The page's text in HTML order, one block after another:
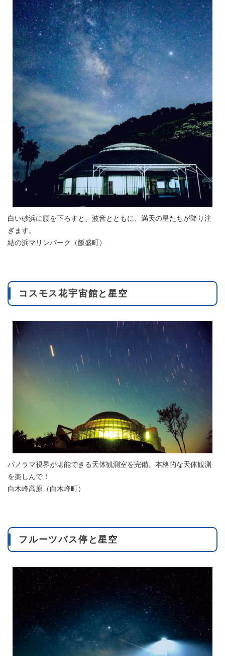
白い砂浜に腰を下ろすと、波音とともに、満天の星たちが降り注
ぎます。
結の浜マリンパーク（飯盛町）
コスモス花宇宙館と星空
パノラマ視界が堪能できる天体観測室を完備。本格的な天体観測
を楽しんで！
白木峰高原（白木峰町）
フルーツバス停と星空